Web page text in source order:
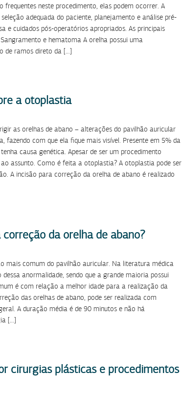
frequentes neste procedimento, elas podem ocorrer. A
adequada do paciente, planejamento e análise pré-
cuidados pós-operatórios apropriados. As principais
e hematoma A orelha possui uma
de ramos direto da […]
a otoplastia
as orelhas de abano – alterações do pavilhão auricular
fazendo com que ela fique mais visível. Presente em 5% da
causa genética. Apesar de ser um procedimento
assunto. Como é feita a otoplastia? A otoplastia pode ser
A incisão para correção da orelha de abano é realizado
da orelha de abano?
mais comum do pavilhão auricular. Na literatura médica
anormalidade, sendo que a grande maioria possui
é com relação a melhor idade para a realização da
das orelhas de abano, pode ser realizada com
A duração média é de 90 minutos e não há
[…]
cirurgias plásticas e procedimentos